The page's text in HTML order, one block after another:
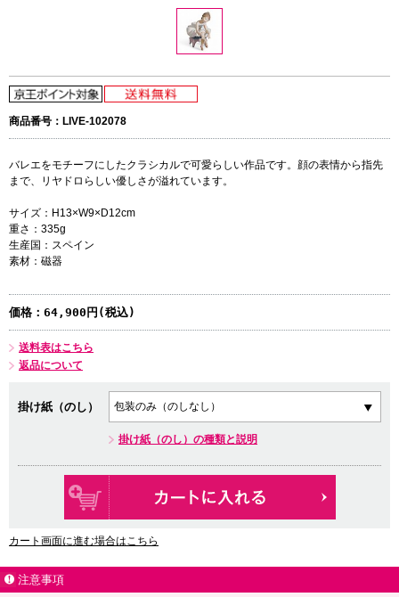
商品番号：LIVE-102078
バレエをモチーフにしたクラシカルで可愛らしい作品です。顔の表情から指先
まで、リヤドロらしい優しさが溢れています。
サイズ：H13×W9×D12cm
重さ：335g
生産国：スペイン
素材：磁器
価格： 64,900円(税込)
送料表はこちら
返品について
掛け紙（のし）
掛け紙（のし）の種類と説明
カート画面に進む場合はこちら
注意事項